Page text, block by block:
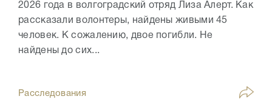
2026 года в волгоградский отряд Лиза Алерт. Как
рассказали волонтеры, найдены живыми 45
человек. К сожалению, двое погибли. Не
найдены до сих...
Расследования